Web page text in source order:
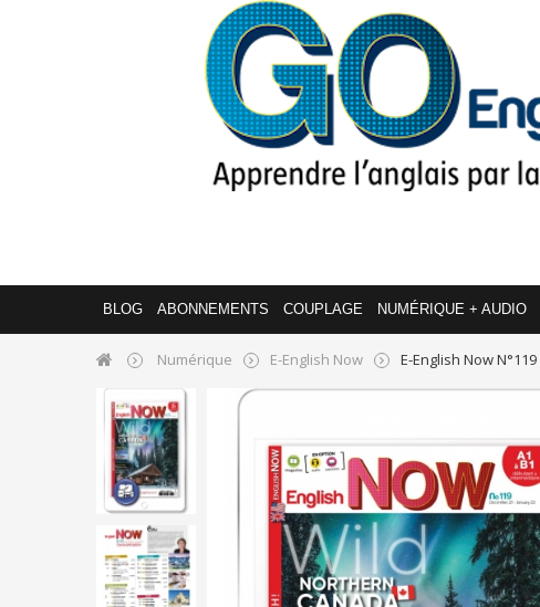
BLOG ABONNEMENTS COUPLAGE NUMÉRIQUE + AUDIO
Numérique E-English Now E-English Now N°119